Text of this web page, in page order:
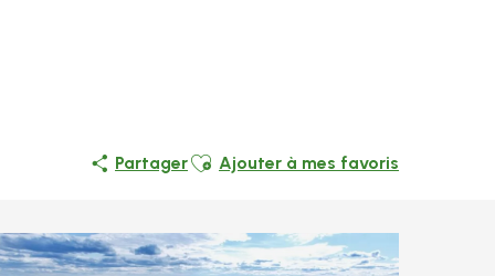
PartagerAjouter aux favoris
Ajouter à mes favoris